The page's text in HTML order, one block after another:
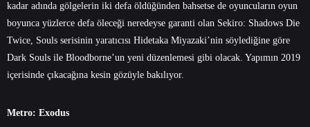
kadar adında gölgelerin iki defa öldüğünden bahsetse de oyuncuların oyun
boyunca yüzlerce defa öleceği neredeyse garanti olan Sekiro: Shadows Die
Twice, Souls serisinin yaratıcısı Hidetaka Miyazaki’nin söylediğine göre
Dark Souls ile Bloodborne’un yeni düzenlemesi gibi olacak. Yapımın 2019
içerisinde çıkacağına kesin gözüyle bakılıyor.
Metro: Exodus